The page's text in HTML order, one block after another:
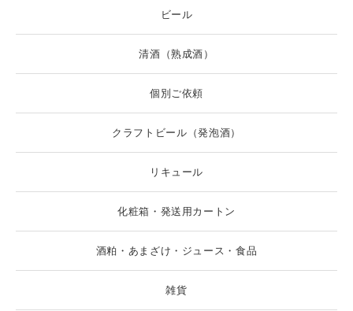
ビール
清酒（熟成酒）
個別ご依頼
クラフトビール（発泡酒）
リキュール
化粧箱・発送用カートン
酒粕・あまざけ・ジュース・食品
雑貨